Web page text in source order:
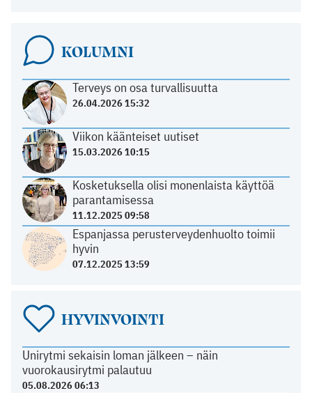
KOLUMNI
Terveys on osa turvallisuutta
26.04.2026 15:32
Viikon käänteiset uutiset
15.03.2026 10:15
Kosketuksella olisi monenlaista käyttöä
parantamisessa
11.12.2025 09:58
Espanjassa perusterveydenhuolto toimii
hyvin
07.12.2025 13:59
HYVINVOINTI
Unirytmi sekaisin loman jälkeen – näin
vuorokausirytmi palautuu
05.08.2026 06:13